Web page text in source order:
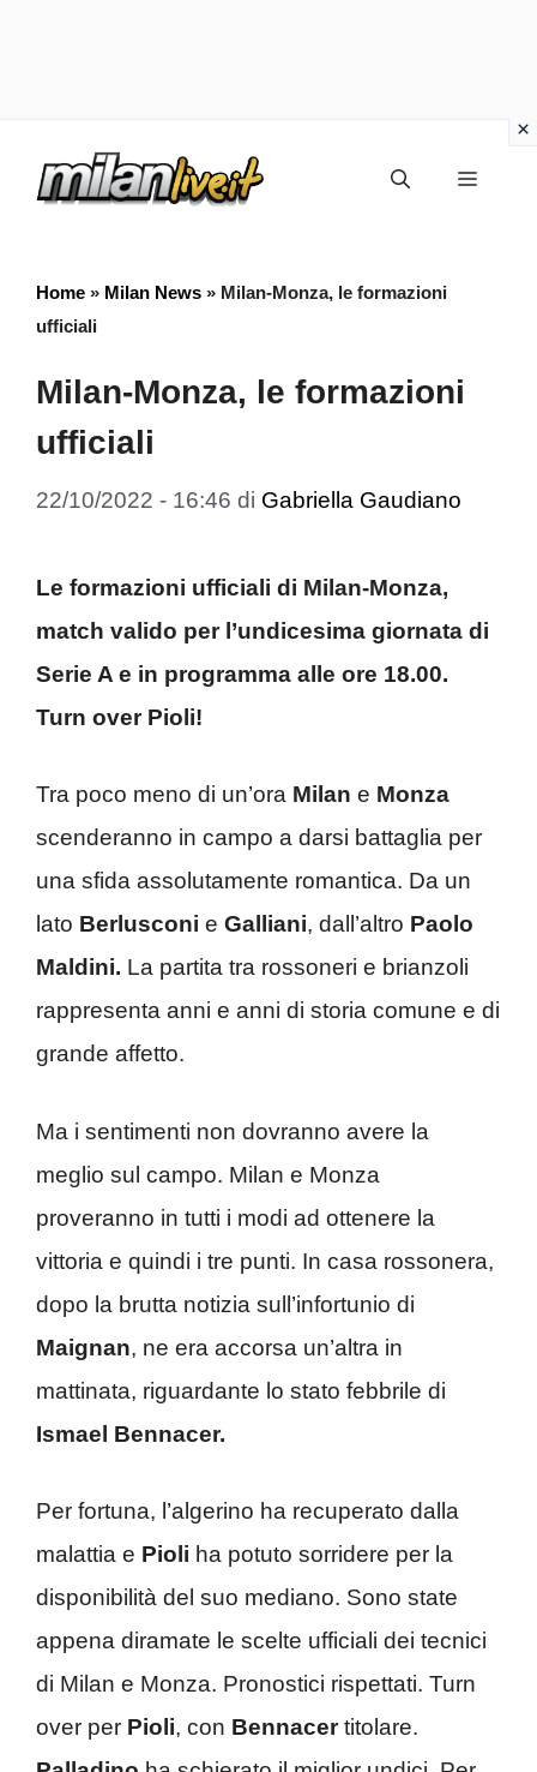
Menu
Home » Milan News » Milan-Monza, le formazioni
ufficiali
Milan-Monza, le formazioni
ufficiali
22/10/2022 - 16:46 di Gabriella Gaudiano
Le formazioni ufficiali di Milan-Monza,
match valido per l’undicesima giornata di
Serie A e in programma alle ore 18.00.
Turn over Pioli!
Tra poco meno di un’ora Milan e Monza
scenderanno in campo a darsi battaglia per
una sfida assolutamente romantica. Da un
lato Berlusconi e Galliani, dall’altro Paolo
Maldini. La partita tra rossoneri e brianzoli
rappresenta anni e anni di storia comune e di
grande affetto.
Ma i sentimenti non dovranno avere la
meglio sul campo. Milan e Monza
proveranno in tutti i modi ad ottenere la
vittoria e quindi i tre punti. In casa rossonera,
dopo la brutta notizia sull’infortunio di
Maignan, ne era accorsa un’altra in
mattinata, riguardante lo stato febbrile di
Ismael Bennacer.
Per fortuna, l’algerino ha recuperato dalla
malattia e Pioli ha potuto sorridere per la
disponibilità del suo mediano. Sono state
appena diramate le scelte ufficiali dei tecnici
di Milan e Monza. Pronostici rispettati. Turn
over per Pioli, con Bennacertitolare.